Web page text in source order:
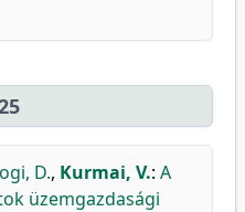
D., Kurmai, V.: A
üzemgazdasági